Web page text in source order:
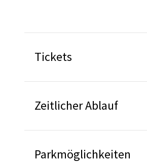
Tickets
Zeitlicher Ablauf
Parkmöglichkeiten